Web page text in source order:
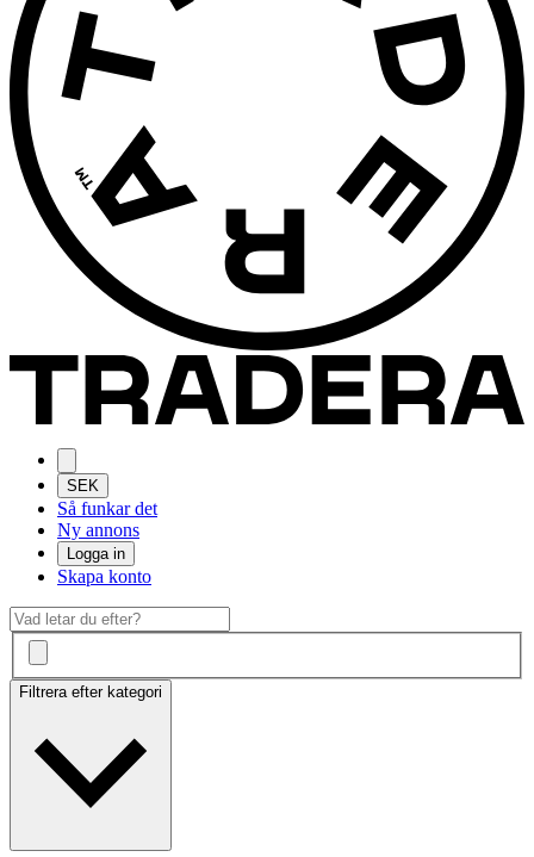
SEK
Så funkar det
Ny annons
Logga in
Skapa konto
Filtrera efter kategori